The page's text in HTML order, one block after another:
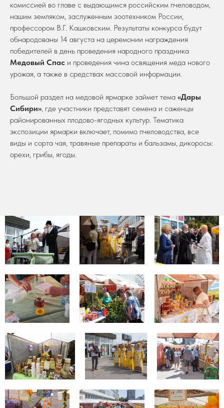
комиссией во главе с выдающимся российским пчеловодом,
нашим земляком, заслуженным зоотехником России,
профессором В.Г. Кашковским. Результаты конкурса будут
обнародованы 14 августа на церемонии награждения
победителей в день проведения народного праздника
Медовый Спас и проведения чина освящения меда нового
урожая, а также в средствах массовой информации.
Большой раздел на медовой ярмарке займет тема «Дары
Сибири», где участники представят семена и саженцы
районированных плодово-ягодных культур. Тематика
экспозиции ярмарки включает, помимо пчеловодства, все
виды и сорта чая, травяные препараты и бальзамы, дикоросы:
орехи, грибы, ягоды.